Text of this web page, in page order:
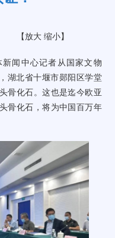
【放大 缩小】
闻中心记者从国家文物
湖北省十堰市郧阳区学堂
骨化石。这也是迄今欧亚
骨化石，将为中国百万年